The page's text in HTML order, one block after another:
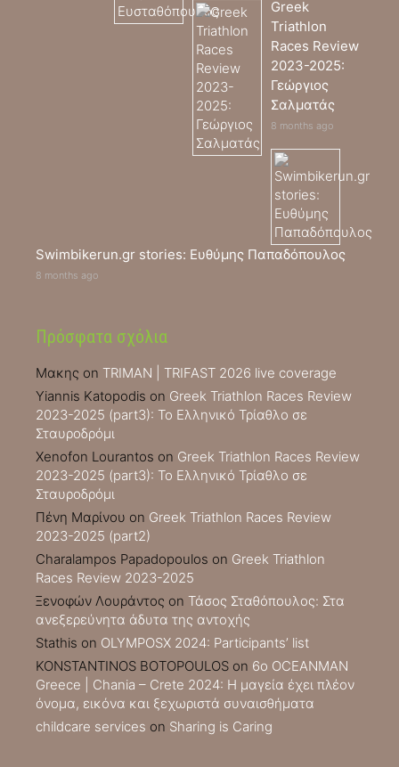
Greek
Triathlon
Races Review
2023-2025:
Γεώργιος
Σαλματάς
8 months ago
Swimbikerun.gr stories: Ευθύμης Παπαδόπουλος
8 months ago
Πρόσφατα σχόλια
Μακης on TRIMAN | TRIFAST 2026 live coverage
Yiannis Katopodis on Greek Triathlon Races Review
2023-2025 (part3): Το Ελληνικό Τρίαθλο σε
Σταυροδρόμι
Xenofon Lourantos on Greek Triathlon Races Review
2023-2025 (part3): Το Ελληνικό Τρίαθλο σε
Σταυροδρόμι
Πένη Μαρίνου on Greek Triathlon Races Review
2023-2025 (part2)
Charalampos Papadopoulos on Greek Triathlon
Races Review 2023-2025
Ξενοφών Λουράντος on Τάσος Σταθόπουλος: Στα
ανεξερεύνητα άδυτα της αντοχής
Stathis on OLYMPOSX 2024: Participants’ list
KONSTANTINOS BOTOPOULOS on 6ο OCEANMAN
Greece | Chania – Crete 2024: Η μαγεία έχει πλέον
όνομα, εικόνα και ξεχωριστά συναισθήματα
childcare services on Sharing is Caring